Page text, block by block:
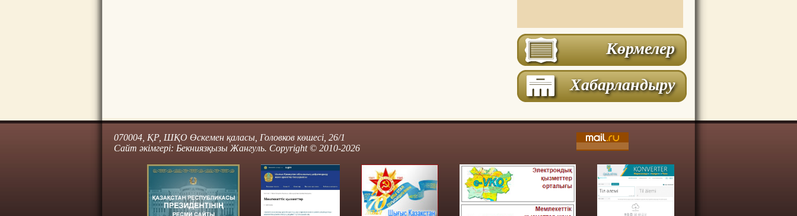
Көрмелер
Хабарландыру
070004, ҚР, ШҚО Өскемен қаласы, Головков көшесі, 26/1
Сайт әкімгері: Бекниязқызы Жангуль. Copyright © 2010-2026